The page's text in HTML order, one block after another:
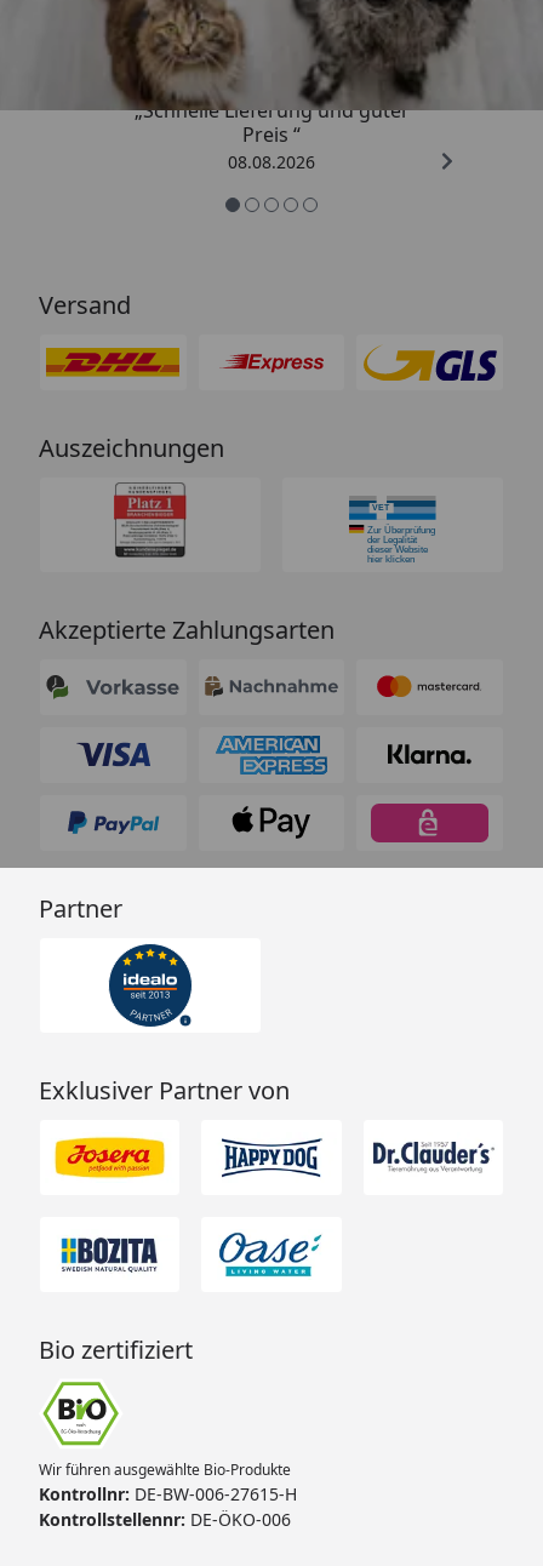
4,73/ 5
„Schnelle Lieferung und guter
Preis “
08.08.2026
Versand
Auszeichnungen
Akzeptierte Zahlungsarten
Partner
Exklusiver Partner von
Bio zertifiziert
Wir führen ausgewählte Bio-Produkte
Kontrollnr: DE-BW-006-27615-H
Kontrollstellennr: DE-ÖKO-006